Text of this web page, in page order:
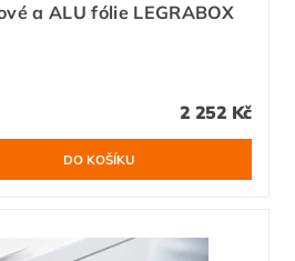
a ALU fólie LEGRABOX
2 252 Kč